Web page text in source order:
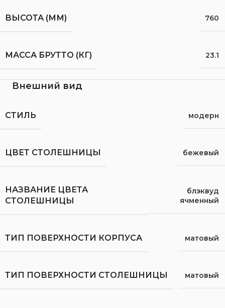
ВЫСОТА (ММ) 760
МАССА БРУТТО (КГ) 23.1
Внешний вид
СТИЛЬ модерн
ЦВЕТ СТОЛЕШНИЦЫ бежевый
НАЗВАНИЕ ЦВЕТА
СТОЛЕШНИЦЫ
блэквуд
ячменный
ТИП ПОВЕРХНОСТИ КОРПУСА матовый
ТИП ПОВЕРХНОСТИ СТОЛЕШНИЦЫ матовый